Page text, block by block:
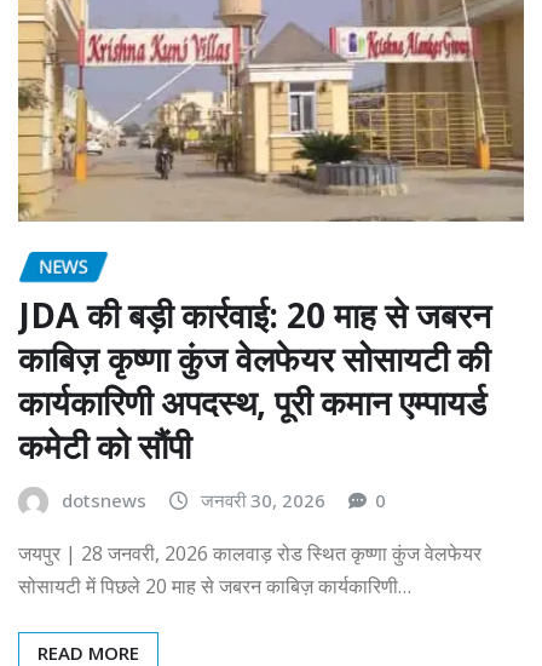
NEWS
JDA की बड़ी कार्रवाई: 20 माह से जबरन
काबिज़ कृष्णा कुंज वेलफेयर सोसायटी की
कार्यकारिणी अपदस्थ, पूरी कमान एम्पायर्ड
कमेटी को सौंपी
dotsnews जनवरी 30, 2026 0
जयपुर | 28 जनवरी, 2026 कालवाड़ रोड स्थित कृष्णा कुंज वेलफेयर
सोसायटी में पिछले 20 माह से जबरन काबिज़ कार्यकारिणी…
READ MORE